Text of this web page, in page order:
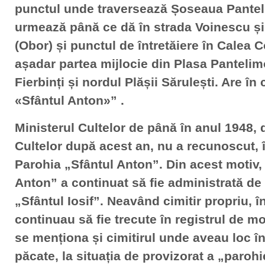
punctul unde traversează Șoseaua
urmează până ce dă în strada Voinescu
(Obor) și punctul de întretăiere în Calea
așadar partea mijlocie din Plasa
Fierbinți și nordul Plășii Sărulești. Are în
«Sfântul Anton»” .
Ministerul Cultelor de până în anul 1948,
Cultelor după acest an, nu a
Parohia „Sfântul Anton”. Din acest
Anton” a continuat să fie administrată
„Sfântul Iosif”. Neavând cimitir propriu,
continuau să fie trecute în registrul de
se menționa și cimitirul unde aveau loc
păcate, la situația de provizorat a